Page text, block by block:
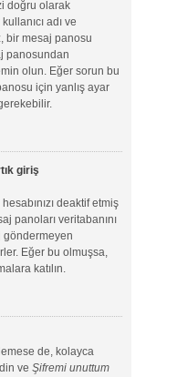
doğru olarak
adı ve
bir mesaj panosu
panosundan
olun. Eğer sorun bu
için yanlış ayar
giriş
deaktif etmiş
panoları veritabanını
göndermeyen
Eğer bu olmuşsa,
katılın.
de, kolayca
ve Şifremi unuttum